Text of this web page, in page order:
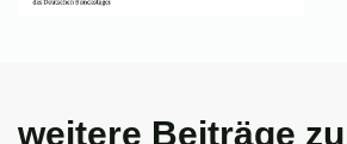
weitere Beiträge